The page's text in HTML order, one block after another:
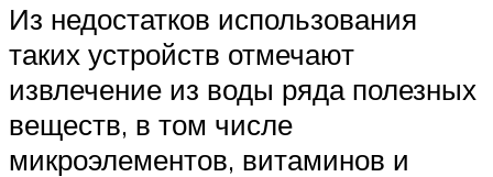
Из недостатков использования
таких устройств отмечают
извлечение из воды ряда полезных
веществ, в том числе
микроэлементов, витаминов и